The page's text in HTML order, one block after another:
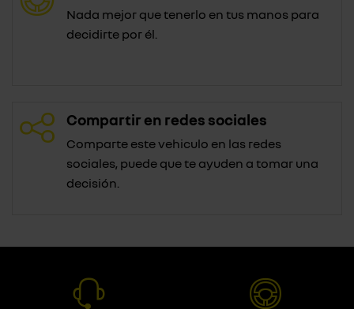
Nada mejor que tenerlo en tus manos para
decidirte por él.
Compartir en redes sociales
Comparte este vehiculo en las redes
sociales, puede que te ayuden a tomar una
decisión.